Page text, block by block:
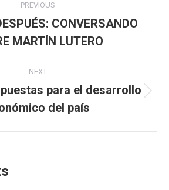
PREVIOUS
Previous
post:
CONVERSANDO
MARTÍN LUTERO
NEXT
Next
post:
para el desarrollo
del país